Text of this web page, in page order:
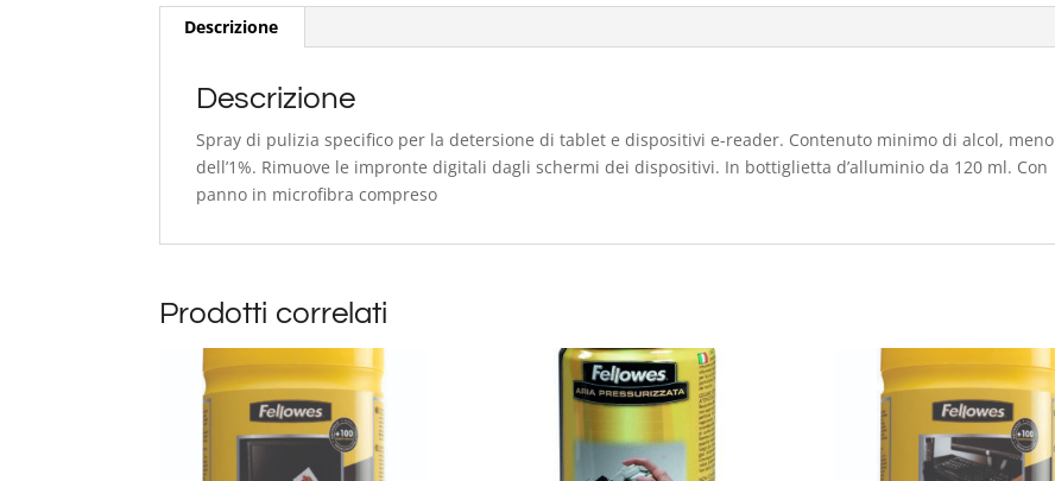
Descrizione
Descrizione
Spray di pulizia specifico per la detersione di tablet e dispositivi e-reader. Contenuto minimo di alcol, meno
dell’1%. Rimuove le impronte digitali dagli schermi dei dispositivi. In bottiglietta d’alluminio da 120 ml. Con
panno in microfibra compreso
Prodotti correlati